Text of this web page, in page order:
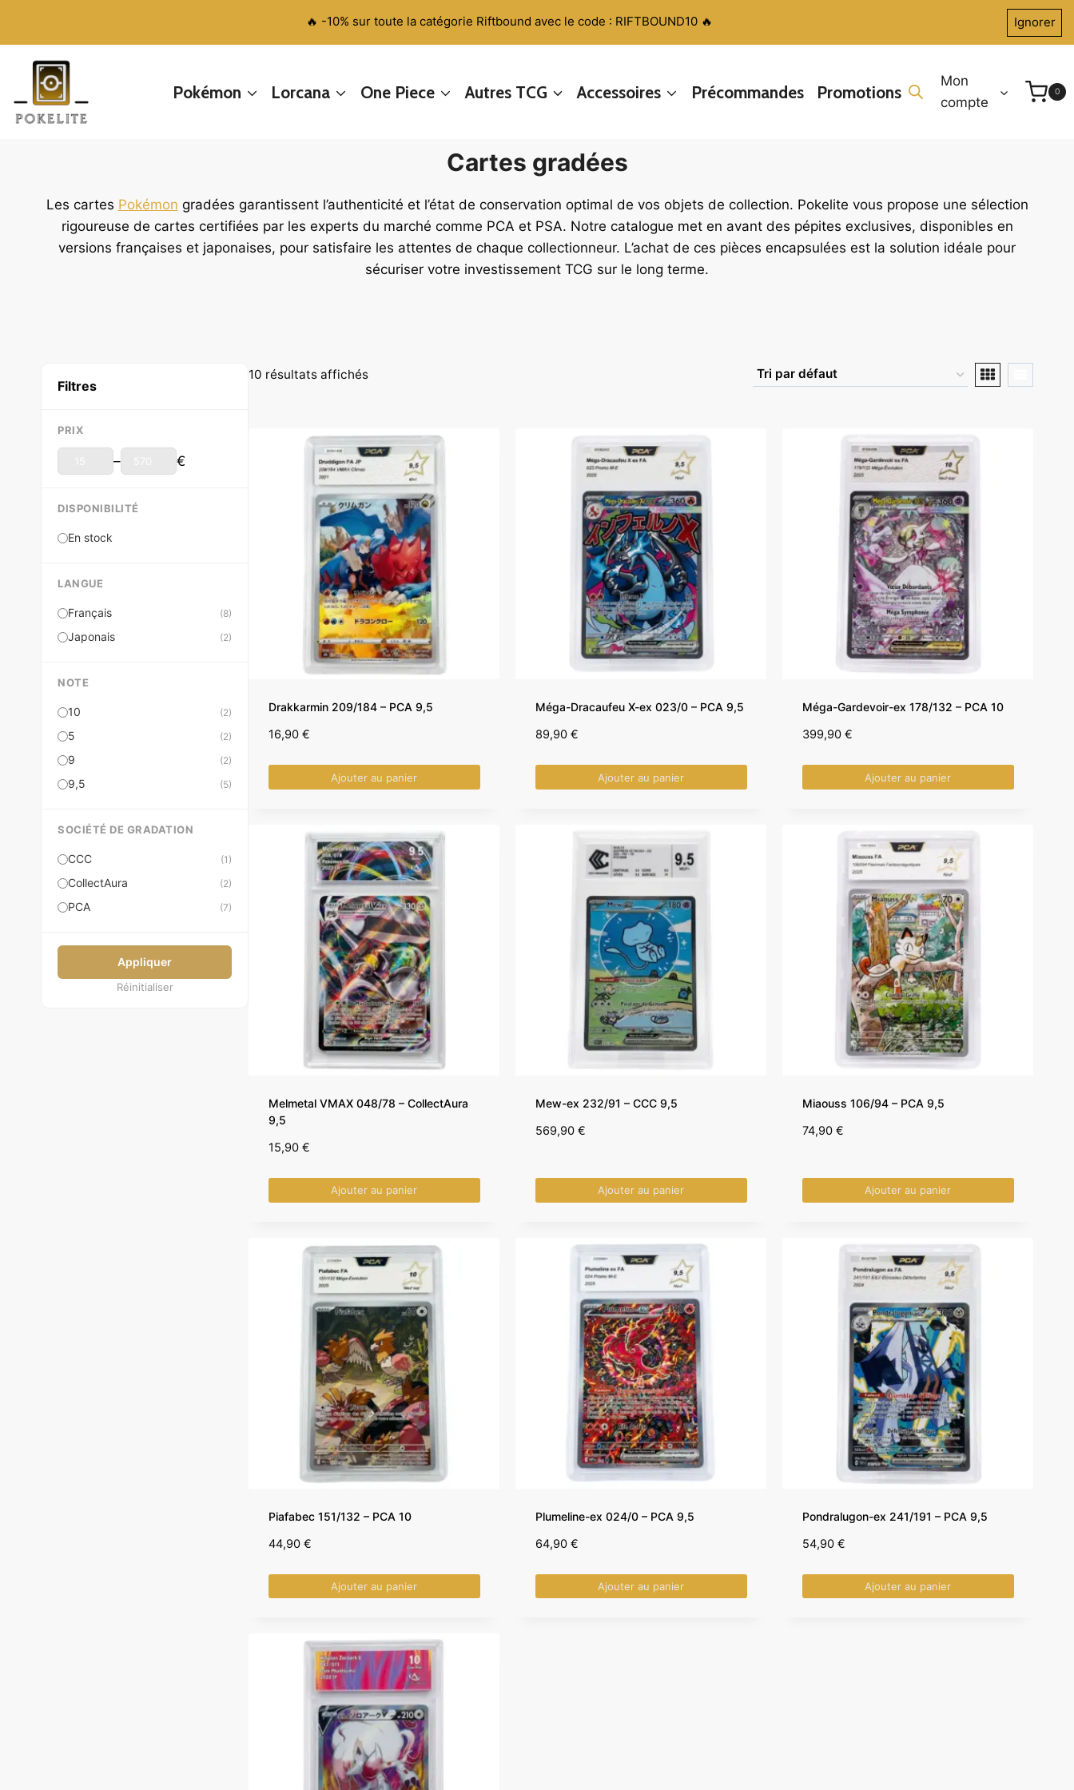
🔥 -10% sur toute la catégorie Riftbound avec le code : RIFTBOUND10 🔥 Ignorer
Pokémon Lorcana One Piece Autres TCG Accessoires Précommandes Promotions
Mon
compte
0
Cartes gradées
Les cartes Pokémon gradées garantissent l’authenticité et l’état de conservation optimal de vos objets de collection. Pokelite vous propose une sélection
rigoureuse de cartes certifiées par les experts du marché comme PCA et PSA. Notre catalogue met en avant des pépites exclusives, disponibles en
versions françaises et japonaises, pour satisfaire les attentes de chaque collectionneur. L’achat de ces pièces encapsulées est la solution idéale pour
sécuriser votre investissement TCG sur le long terme.
Filtres
PRIX
– €
DISPONIBILITÉ
En stock
LANGUE
Français (8)
Japonais (2)
NOTE
10 (2)
5 (2)
9 (2)
9,5 (5)
SOCIÉTÉ DE GRADATION
CCC (1)
CollectAura (2)
PCA (7)
Appliquer
Réinitialiser
10 résultats affichés
Drakkarmin 209/184 – PCA 9,5
16,90 €
Ajouter au panier
Méga-Dracaufeu X-ex 023/0 – PCA 9,5
89,90 €
Ajouter au panier
Méga-Gardevoir-ex 178/132 – PCA 10
399,90 €
Ajouter au panier
Melmetal VMAX 048/78 – CollectAura
9,5
15,90 €
Ajouter au panier
Mew-ex 232/91 – CCC 9,5
569,90 €
Ajouter au panier
Miaouss 106/94 – PCA 9,5
74,90 €
Ajouter au panier
Piafabec 151/132 – PCA 10
44,90 €
Ajouter au panier
Plumeline-ex 024/0 – PCA 9,5
64,90 €
Ajouter au panier
Pondralugon-ex 241/191 – PCA 9,5
54,90 €
Ajouter au panier